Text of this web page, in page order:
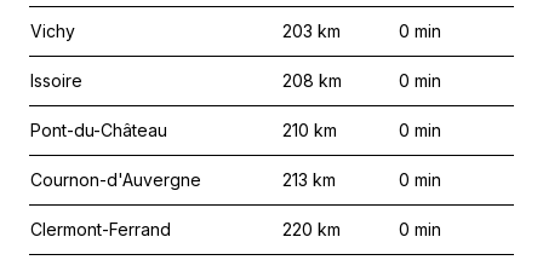
Vichy 203 km 0 min
Issoire 208 km 0 min
Pont-du-Château 210 km 0 min
Cournon-d'Auvergne 213 km 0 min
Clermont-Ferrand 220 km 0 min